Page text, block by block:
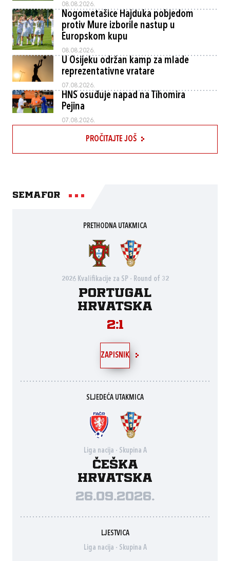
08.08.2026.
Nogometašice Hajduka pobjedom
protiv Mure izborile nastup u
Europskom kupu
08.08.2026.
U Osijeku održan kamp za mlade
reprezentativne vratare
07.08.2026.
HNS osuđuje napad na Tihomira
Pejina
07.08.2026.
PROČITAJTE JOŠ
Semafor
PRETHODNA UTAKMICA
2026 Kvalifikacije za SP - Round of 32
Portugal
Hrvatska
2:1
ZAPISNIK
SLJEDEĆA UTAKMICA
Liga nacija - Skupina A
Češka
Hrvatska
26.09.2026.
LJESTVICA
Liga nacija - Skupina A